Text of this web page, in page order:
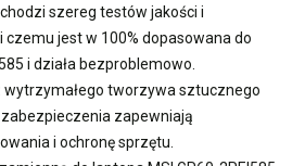
szereg testów jakości i
czemu jest w 100% dopasowana do
i działa bezproblemowo.
wytrzymałego tworzywa sztucznego
zapewniają
i ochronę sprzętu.